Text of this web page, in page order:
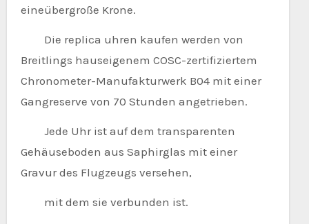
eineübergroße Krone.
Die replica uhren kaufen werden von
Breitlings hauseigenem COSC-zertifiziertem
Chronometer-Manufakturwerk B04 mit einer
Gangreserve von 70 Stunden angetrieben.
Jede Uhr ist auf dem transparenten
Gehäuseboden aus Saphirglas mit einer
Gravur des Flugzeugs versehen,
mit dem sie verbunden ist.